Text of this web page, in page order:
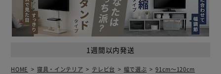
1週間以内発送
HOME 寝具・インテリア テレビ台 幅で選ぶ 91cm～120cm